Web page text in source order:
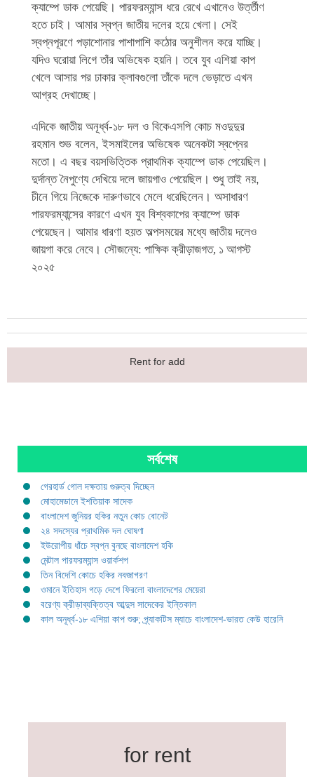
ক্যাম্পে ডাক পেয়েছি। পারফরম্যান্স ধরে রেখে এখানেও উর্ত্তীণ
হতে চাই। আমার স্বপ্ন জাতীয় দলের হয়ে খেলা। সেই
স্বপ্নপূরণে পড়াশোনার পাশাপাশি কঠোর অনুশীলন করে যাচ্ছি।
যদিও ঘরোয়া লিগে তাঁর অভিষেক হয়নি। তবে যুব এশিয়া কাপ
খেলে আসার পর ঢাকার ক্লাবগুলো তাঁকে দলে ভেড়াতে এখন
আগ্রহ দেখাচ্ছে।
এদিকে জাতীয় অনূর্ধ্ব-১৮ দল ও বিকেএসপি কোচ মওদুদুর
রহমান শুভ বলেন, ইসমাইলের অভিষেক অনেকটা স্বপ্নের
মতো। এ বছর বয়সভিত্তিক প্রাথমিক ক্যাম্পে ডাক পেয়েছিল।
দুর্দান্ত নৈপুণ্যে দেখিয়ে দলে জায়গাও পেয়েছিল। শুধু তাই নয়,
চীনে গিয়ে নিজেকে দারুণভাবে মেলে ধরেছিলেন। অসাধারণ
পারফরম্যান্সের কারণে এখন যুব বিশ্বকাপের ক্যাম্পে ডাক
পেয়েছেন। আমার ধারণা হয়ত অল্পসময়ের মধ্যে জাতীয় দলেও
জায়গা করে নেবে।সৌজন্যে: পাক্ষিক ক্রীড়াজগত, ১ আগস্ট
২০২৫
Rent for add
সর্বশেষ
গেরহার্ড গোল দক্ষতায় গুরুত্ব দিচ্ছেন
মোহামেডানে ইশতিয়াক সাদেক
বাংলাদেশ জুনিয়র হকির নতুন কোচ বোনেট
২৪ সদস্যের প্রাথমিক দল ঘোষণা
ইউরোপীয় ধাঁচে স্বপ্ন বুনছে বাংলাদেশ হকি
মেন্টাল পারফরম্যান্স ওয়ার্কশপ
তিন বিদেশি কোচে হকির নবজাগরণ
ওমানে ইতিহাস গড়ে দেশে ফিরলো বাংলাদেশের মেয়েরা
বরেণ্য ক্রীড়াব্যক্তিত্ব আব্দুস সাদেকের ইন্তিকাল
কাল অনূর্ধ্ব-১৮ এশিয়া কাপ শুরু; প্র্যাকটিস ম্যাচে বাংলাদেশ-ভারত কেউ হারেনি
for rent